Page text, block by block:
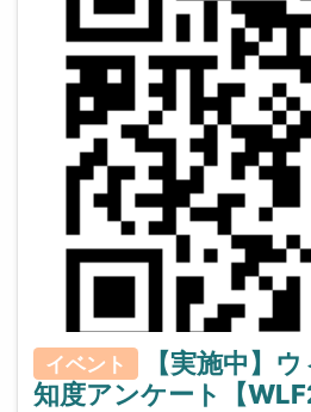
イベント
【実施中】
知度アンケート【